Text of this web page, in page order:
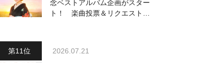
念ベストアルバム企画がスター
ト！ 楽曲投票＆リクエストを
2026.07.21